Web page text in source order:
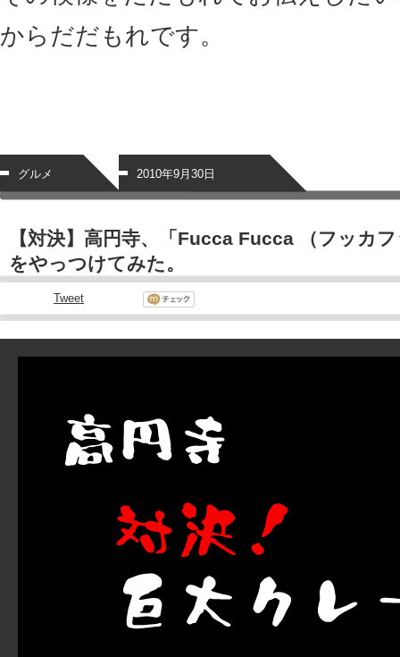
からだだもれです。
グルメ 2010年9月30日
【対決】高円寺、「Fucca Fucca （フッカ
をやっつけてみた。
Tweet